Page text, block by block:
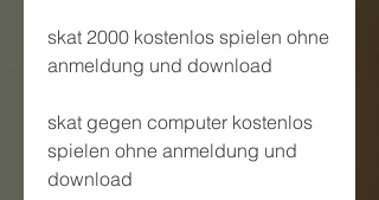
skat 2000 kostenlos spielen ohne
anmeldung und download
skat gegen computer kostenlos
spielen ohne anmeldung und
download